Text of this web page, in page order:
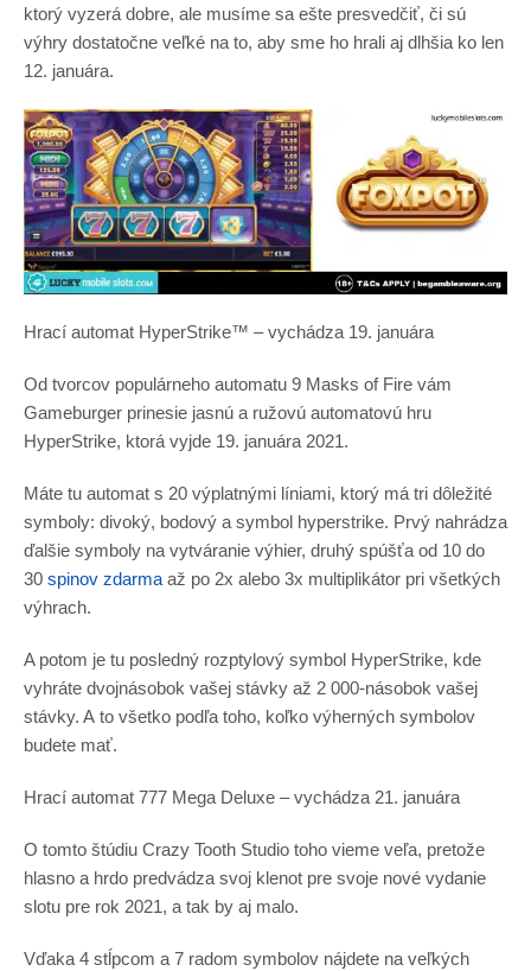
ktorý vyzerá dobre, ale musíme sa ešte presvedčiť, či sú
výhry dostatočne veľké na to, aby sme ho hrali aj dlhšia ko len
12. januára.
Hrací automat HyperStrike™ – vychádza 19. januára
Od tvorcov populárneho automatu 9 Masks of Fire vám
Gameburger prinesie jasnú a ružovú automatovú hru
HyperStrike, ktorá vyjde 19. januára 2021.
Máte tu automat s 20 výplatnými líniami, ktorý má tri dôležité
symboly: divoký, bodový a symbol hyperstrike. Prvý nahrádza
ďalšie symboly na vytváranie výhier, druhý spúšťa od 10 do
30 spinov zdarma až po 2x alebo 3x multiplikátor pri všetkých
výhrach.
A potom je tu posledný rozptylový symbol HyperStrike, kde
vyhráte dvojnásobok vašej stávky až 2 000-násobok vašej
stávky. A to všetko podľa toho, koľko výherných symbolov
budete mať.
Hrací automat 777 Mega Deluxe – vychádza 21. januára
O tomto štúdiu Crazy Tooth Studio toho vieme veľa, pretože
hlasno a hrdo predvádza svoj klenot pre svoje nové vydanie
slotu pre rok 2021, a tak by aj malo.
Vďaka 4 stĺpcom a 7 radom symbolov nájdete na veľkých